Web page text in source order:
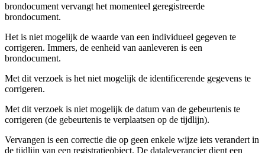
brondocument vervangt het momenteel geregistreerde
brondocument.
Het is niet mogelijk de waarde van een individueel gegeven te
corrigeren. Immers, de eenheid van aanleveren is een
brondocument.
Met dit verzoek is het niet mogelijk de identificerende gegevens te
corrigeren.
Met dit verzoek is niet mogelijk de datum van de gebeurtenis te
corrigeren (de gebeurtenis te verplaatsen op de tijdlijn).
Vervangen is een correctie die op geen enkele wijze iets verandert in
de tijdlijn van een registratieobject. De dataleverancier dient een